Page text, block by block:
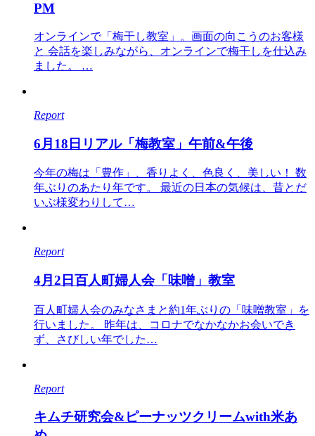
PM
オンラインで「梅干し教室」。画面の向こうのお客様
と 会話を楽しみながら、オンラインで梅干しを仕込み
ました。 …
Report
6月18日リアル「梅教室」午前&午後
今年の梅は「豊作」、香りよく、色良く、美しい！ 数
年ぶりのあたり年です。 最近の日本の気候は、昔とだ
いぶ様変わりして…
Report
4月2日百人町婦人会「味噌」教室
百人町婦人会のみなさまと約1年ぶりの「味噌教室」を
行いました。 昨年は、コロナでなかなかお会いでき
ず、さびしい年でした…
Report
キムチ研究会&ピーナッツクリームwith米あ